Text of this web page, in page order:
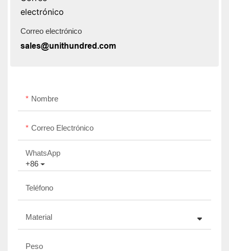
Correo electrónico
sales@unithundred.com
Nombre
Correo Electrónico
+86
WhatsApp
Teléfono
Material
Peso